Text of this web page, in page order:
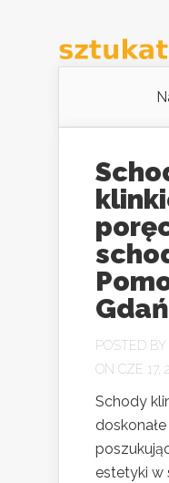
POSTED BY
ON CZE 17,
Schody
estetyki w